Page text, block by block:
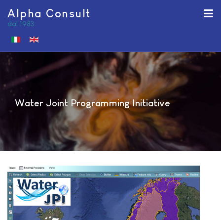
Alpha Consult
dal 1983
Seleziona la tua lingua
Water Joint Programming Initiative